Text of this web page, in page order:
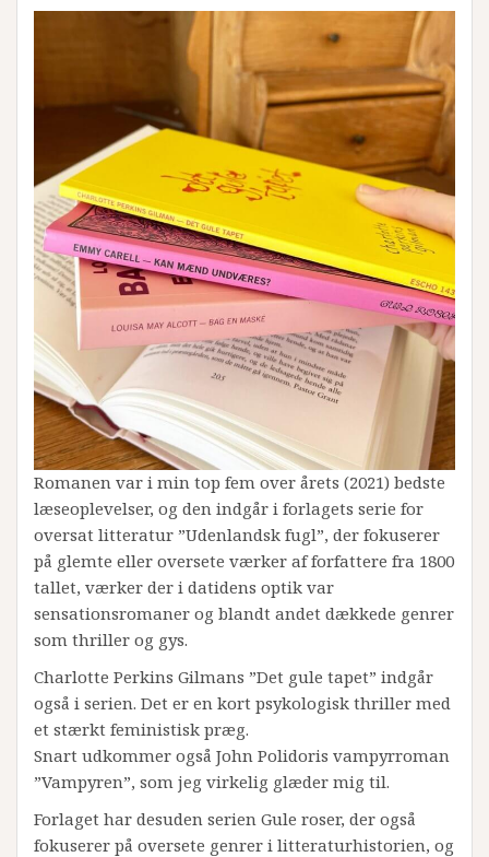
Romanen var i min top fem over årets (2021) bedste
læseoplevelser, og den indgår i forlagets serie for
oversat litteratur ”Udenlandsk fugl”, der fokuserer
på glemte eller oversete værker af forfattere fra 1800
tallet, værker der i datidens optik var
sensationsromaner og blandt andet dækkede genrer
som thriller og gys.
Charlotte Perkins Gilmans ”Det gule tapet” indgår
også i serien. Det er en kort psykologisk thriller med
et stærkt feministisk præg.
Snart udkommer også John Polidoris vampyrroman
”Vampyren”, som jeg virkelig glæder mig til.
Forlaget har desuden serien Gule roser, der også
fokuserer på oversete genrer i litteraturhistorien, og